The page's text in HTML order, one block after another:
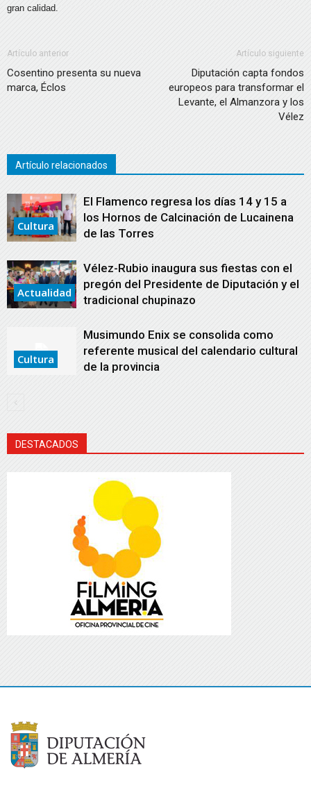
gran calidad.
Artículo anterior
Cosentino presenta su nueva
marca, Éclos
Artículo siguiente
Diputación capta fondos
europeos para transformar el
Levante, el Almanzora y los
Vélez
Artículo relacionados
Cultura
El Flamenco regresa los días 14 y 15 a
los Hornos de Calcinación de Lucainena
de las Torres
Actualidad
Vélez-Rubio inaugura sus fiestas con el
pregón del Presidente de Diputación y el
tradicional chupinazo
Cultura
Musimundo Enix se consolida como
referente musical del calendario cultural
de la provincia
DESTACADOS